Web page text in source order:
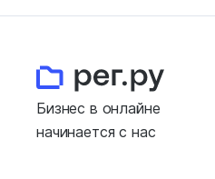
Бизнес в онлайне
начинается с нас